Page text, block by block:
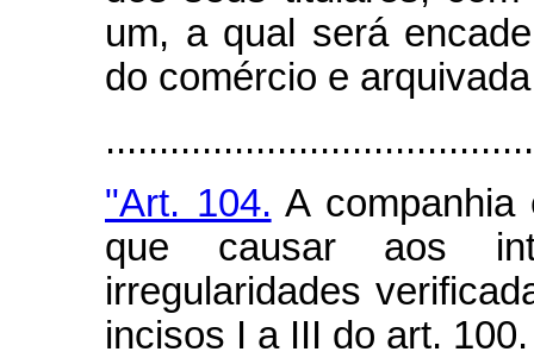
um, a qual será
do comércio e
"Art. 104. A companhia
que causar aos
irregularidades
incisos I a III do art. 100.